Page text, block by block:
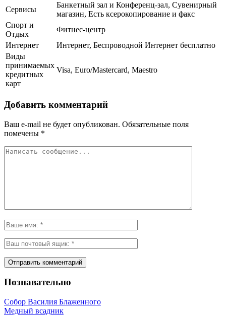
Сервисы
Банкетный зал и Конференц-зал, Сувенирный
магазин, Есть ксерокопирование и факс
Спорт и
Отдых
Фитнес-центр
Интернет
Интернет, Беспроводной Интернет бесплатно
Виды
принимаемых
кредитных
карт
Visa, Euro/Mastercard, Maestro
Добавить комментарий
Ваш e-mail не будет опубликован. Обязательные поля
помечены *
Познавательно
Собор Василия Блаженного
Медный всадник